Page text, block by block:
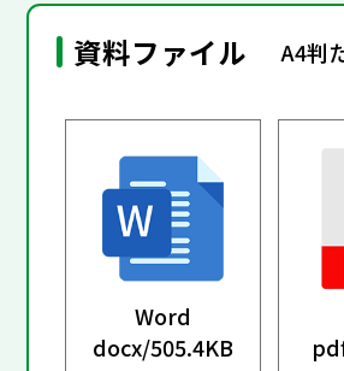
資料ファイル A4判
Word
docx/505.4KB